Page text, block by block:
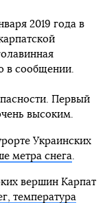
2019 года в
в сообщении.
Первый
высоким.
Украинских
метра снега.
вершин Карпат
температура